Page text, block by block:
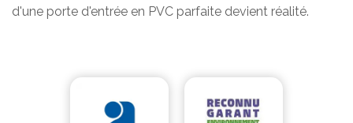
d'une porte d'entrée en PVC parfaite devient réalité.